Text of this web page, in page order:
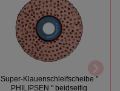
Super-Klauenschleifscheibe "
PHILIPSEN " beidseitig